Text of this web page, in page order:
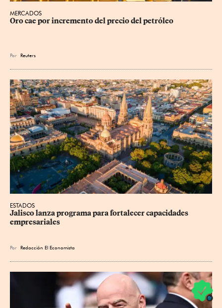
MERCADOS
Oro cae por incremento del precio del petróleo
Por Reuters
ESTADOS
Jalisco lanza programa para fortalecer capacidades
empresariales
Por Redacción El Economista